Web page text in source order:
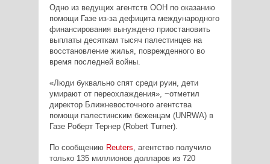
Одно из ведущих агентств ООН по оказанию
помощи Газе из-за дефицита международного
финансирования вынуждено приостановить
выплаты десяткам тысяч палестинцев на
восстановление жилья, поврежденного во
время последней войны.
«Люди буквально спят среди руин, дети
умирают от переохлаждения», −отметил
директор Ближневосточного агентства
помощи палестинским беженцам (UNRWA) в
Газе Роберт Тернер (Robert Turner).
По сообщению Reuters, агентство получило
только 135 миллионов долларов из 720